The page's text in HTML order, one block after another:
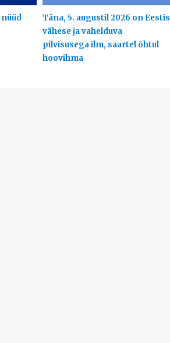
Täna, 5. augustil 2026 on Eestis
vähese ja vahelduva
pilvisusega ilm, saartel õhtul
hoovihma